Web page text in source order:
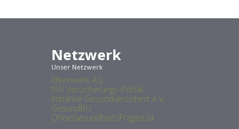
Netzwerk
Unser Netzwerk
Ideenwerk AG
IGV Versicherungs-Portal
Initiative Gesundversichert e.V.
GesundBU
OhneGesundheitsFragen24